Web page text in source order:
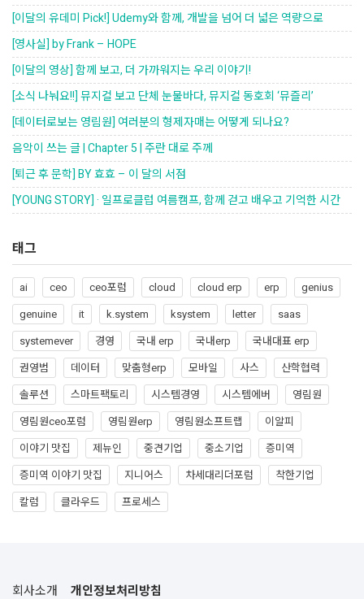
[이달의 유데미 Pick!] Udemy와 함께, 개발을 넘어 더 넓은 역량으로
[영사실] by Frank – HOPE
[이달의 영상] 함께 보고, 더 가까워지는 우리 이야기!
[소식 나눠요!!] 뮤지컬 보고 단체 눈물바다, 뮤지컬 동호회 ‘뮤즐리’
[데이터로보는 영림원] 여러분의 형제자매는 어떻게 되나요?
음악이 쓰는 글 | Chapter 5 | 주란 대로 주께
[퇴근 후 문학] BY 효효 – 이 달의 서점
[YOUNG STORY] · 일프로클럽 여름캠프, 함께 걷고 배우고 기억한 시간
태그
ai ceo ceo포럼 cloud cloud erp erp
genius
genuine
it k.system ksystem letter
saas
systemever
경영 국내 erp 국내erp
국내대표 erp
권영범
데이터 맞춤형erp 모바일 사스
산학협력
솔루션
스마트팩토리 시스템경영 시스템에버
영림원
영림원ceo포럼
영림원erp 영림원소프트랩
이알피
이야기 맛집
제뉴인 중견기업 중소기업
증미역
증미역 이야기 맛집
지니어스 차세대리더포럼
착한기업
칼럼
클라우드 프로세스
회사소개
개인정보처리방침